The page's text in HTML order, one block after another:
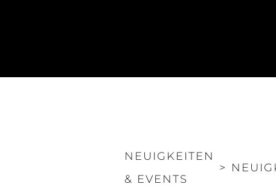
NEUIGKEITEN
& EVENTS
>